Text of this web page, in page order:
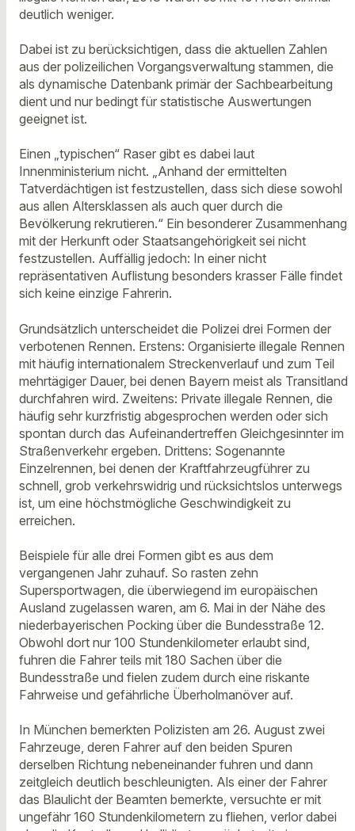
deutlich weniger.
Dabei ist zu berücksichtigen, dass die aktuellen Zahlen
aus der polizeilichen Vorgangsverwaltung stammen, die
als dynamische Datenbank primär der Sachbearbeitung
dient und nur bedingt für statistische Auswertungen
geeignet ist.
Einen „typischen“ Raser gibt es dabei laut
Innenministerium nicht. „Anhand der ermittelten
Tatverdächtigen ist festzustellen, dass sich diese sowohl
aus allen Altersklassen als auch quer durch die
Bevölkerung rekrutieren.“ Ein besonderer Zusammenhang
mit der Herkunft oder Staatsangehörigkeit sei nicht
festzustellen. Auffällig jedoch: In einer nicht
repräsentativen Auflistung besonders krasser Fälle findet
sich keine einzige Fahrerin.
Grundsätzlich unterscheidet die Polizei drei Formen der
verbotenen Rennen. Erstens: Organisierte illegale Rennen
mit häufig internationalem Streckenverlauf und zum Teil
mehrtägiger Dauer, bei denen Bayern meist als Transitland
durchfahren wird. Zweitens: Private illegale Rennen, die
häufig sehr kurzfristig abgesprochen werden oder sich
spontan durch das Aufeinandertreffen Gleichgesinnter im
Straßenverkehr ergeben. Drittens: Sogenannte
Einzelrennen, bei denen der Kraftfahrzeugführer zu
schnell, grob verkehrswidrig und rücksichtslos unterwegs
ist, um eine höchstmögliche Geschwindigkeit zu
erreichen.
Beispiele für alle drei Formen gibt es aus dem
vergangenen Jahr zuhauf. So rasten zehn
Supersportwagen, die überwiegend im europäischen
Ausland zugelassen waren, am 6. Mai in der Nähe des
niederbayerischen Pocking über die Bundesstraße 12.
Obwohl dort nur 100 Stundenkilometer erlaubt sind,
fuhren die Fahrer teils mit 180 Sachen über die
Bundesstraße und fielen zudem durch eine riskante
Fahrweise und gefährliche Überholmanöver auf.
In München bemerkten Polizisten am 26. August zwei
Fahrzeuge, deren Fahrer auf den beiden Spuren
derselben Richtung nebeneinander fuhren und dann
zeitgleich deutlich beschleunigten. Als einer der Fahrer
das Blaulicht der Beamten bemerkte, versuchte er mit
ungefähr 160 Stundenkilometern zu fliehen, verlor dabei